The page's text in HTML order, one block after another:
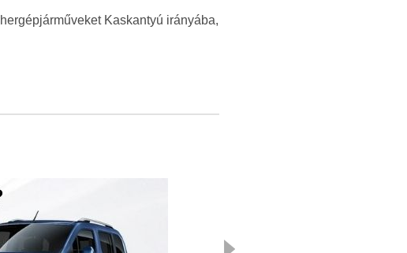
Kaskantyú irányába,